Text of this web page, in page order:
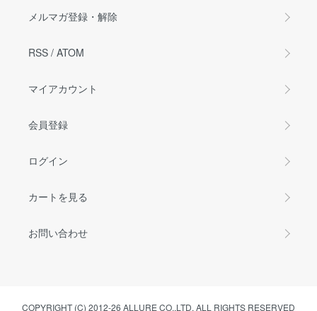
メルマガ登録・解除
RSS / ATOM
マイアカウント
会員登録
ログイン
カートを見る
お問い合わせ
COPYRIGHT (C) 2012-26 ALLURE CO.,LTD. ALL RIGHTS RESERVED